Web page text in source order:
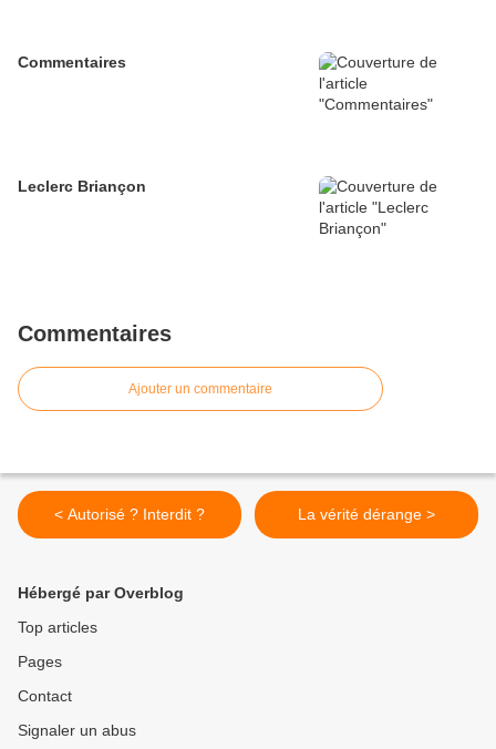
Commentaires
Leclerc Briançon
Commentaires
Ajouter un commentaire
< Autorisé ? Interdit ? La vérité dérange >
Hébergé par Overblog
Top articles
Pages
Contact
Signaler un abus